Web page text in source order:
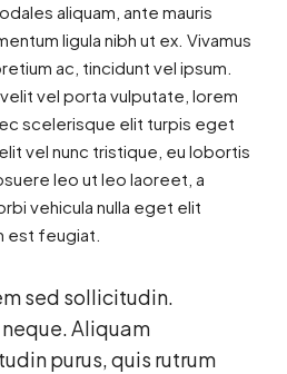
aliquam, ante mauris
ligula nibh ut ex. Vivamus
ac, tincidunt vel ipsum.
vel porta vulputate, lorem
scelerisque elit turpis eget
vel nunc tristique, eu lobortis
leo ut leo laoreet, a
vehicula nulla eget elit
est feugiat.
sed sollicitudin.
Aliquam
purus, quis rutrum